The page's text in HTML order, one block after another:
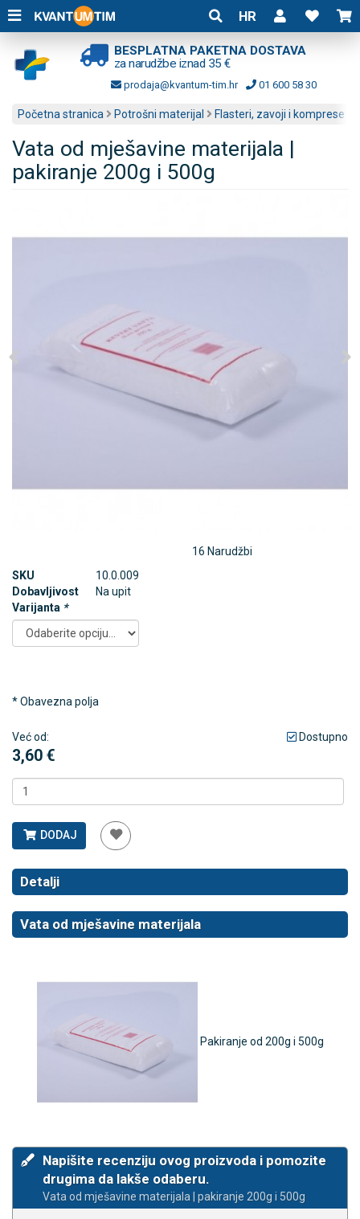
HR
BESPLATNA PAKETNA DOSTAVA
za narudžbe iznad 35 €
prodaja@kvantum-tim.hr 01 600 58 30
Početna stranica Potrošni materijal Flasteri, zavoji i komprese
Vata od mješavine materijala |
pakiranje 200g i 500g
16 Narudžbi
SKU
10.0.009
Dobavljivost
Na upit
Varijanta *
* Obavezna polja
Već od:
3,60 €
Dostupno
DODAJ
Detalji
Vata od mješavine materijala
Pakiranje od 200g i 500g
Napišite recenziju ovog proizvoda i pomozite
drugima da lakše odaberu.
Vata od mješavine materijala | pakiranje 200g i 500g